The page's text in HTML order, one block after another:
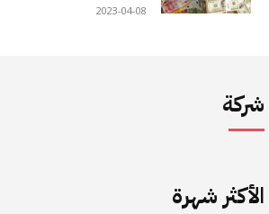
2023-04-08
شركة
الأكثر شهرة